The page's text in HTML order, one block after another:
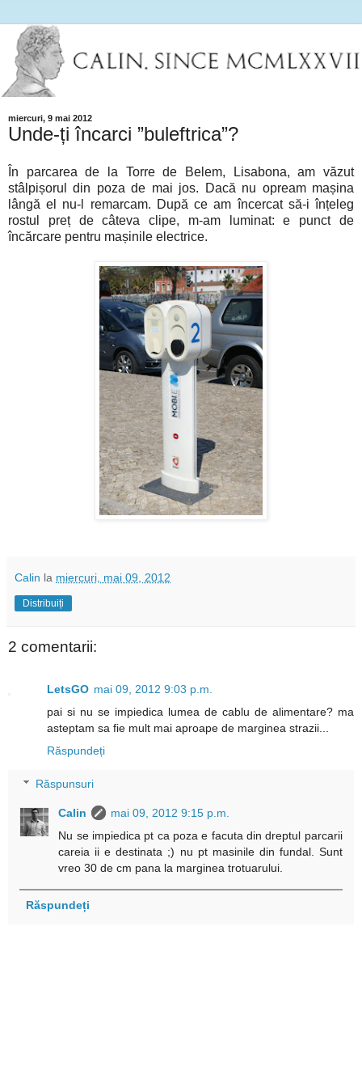
miercuri, 9 mai 2012
Unde-ți încarci ”buleftrica”?
În parcarea de la Torre de Belem, Lisabona, am văzut
stâlpișorul din poza de mai jos. Dacă nu opream mașina
lângă el nu-l remarcam. După ce am încercat să-i înțeleg
rostul preț de câteva clipe, m-am luminat: e punct de
încărcare pentru mașinile electrice.
Calin la miercuri, mai 09, 2012
Distribuiți
2 comentarii:
LetsGO mai 09, 2012 9:03 p.m.
pai si nu se impiedica lumea de cablu de alimentare? ma
asteptam sa fie mult mai aproape de marginea strazii...
Răspundeți
Răspunsuri
Calin
mai 09, 2012 9:15 p.m.
Nu se impiedica pt ca poza e facuta din dreptul parcarii
careia ii e destinata ;) nu pt masinile din fundal. Sunt
vreo 30 de cm pana la marginea trotuarului.
Răspundeți